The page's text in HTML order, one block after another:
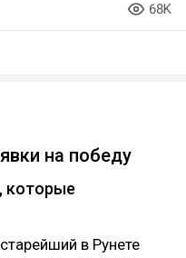
68K
на победу
которые
в Рунете